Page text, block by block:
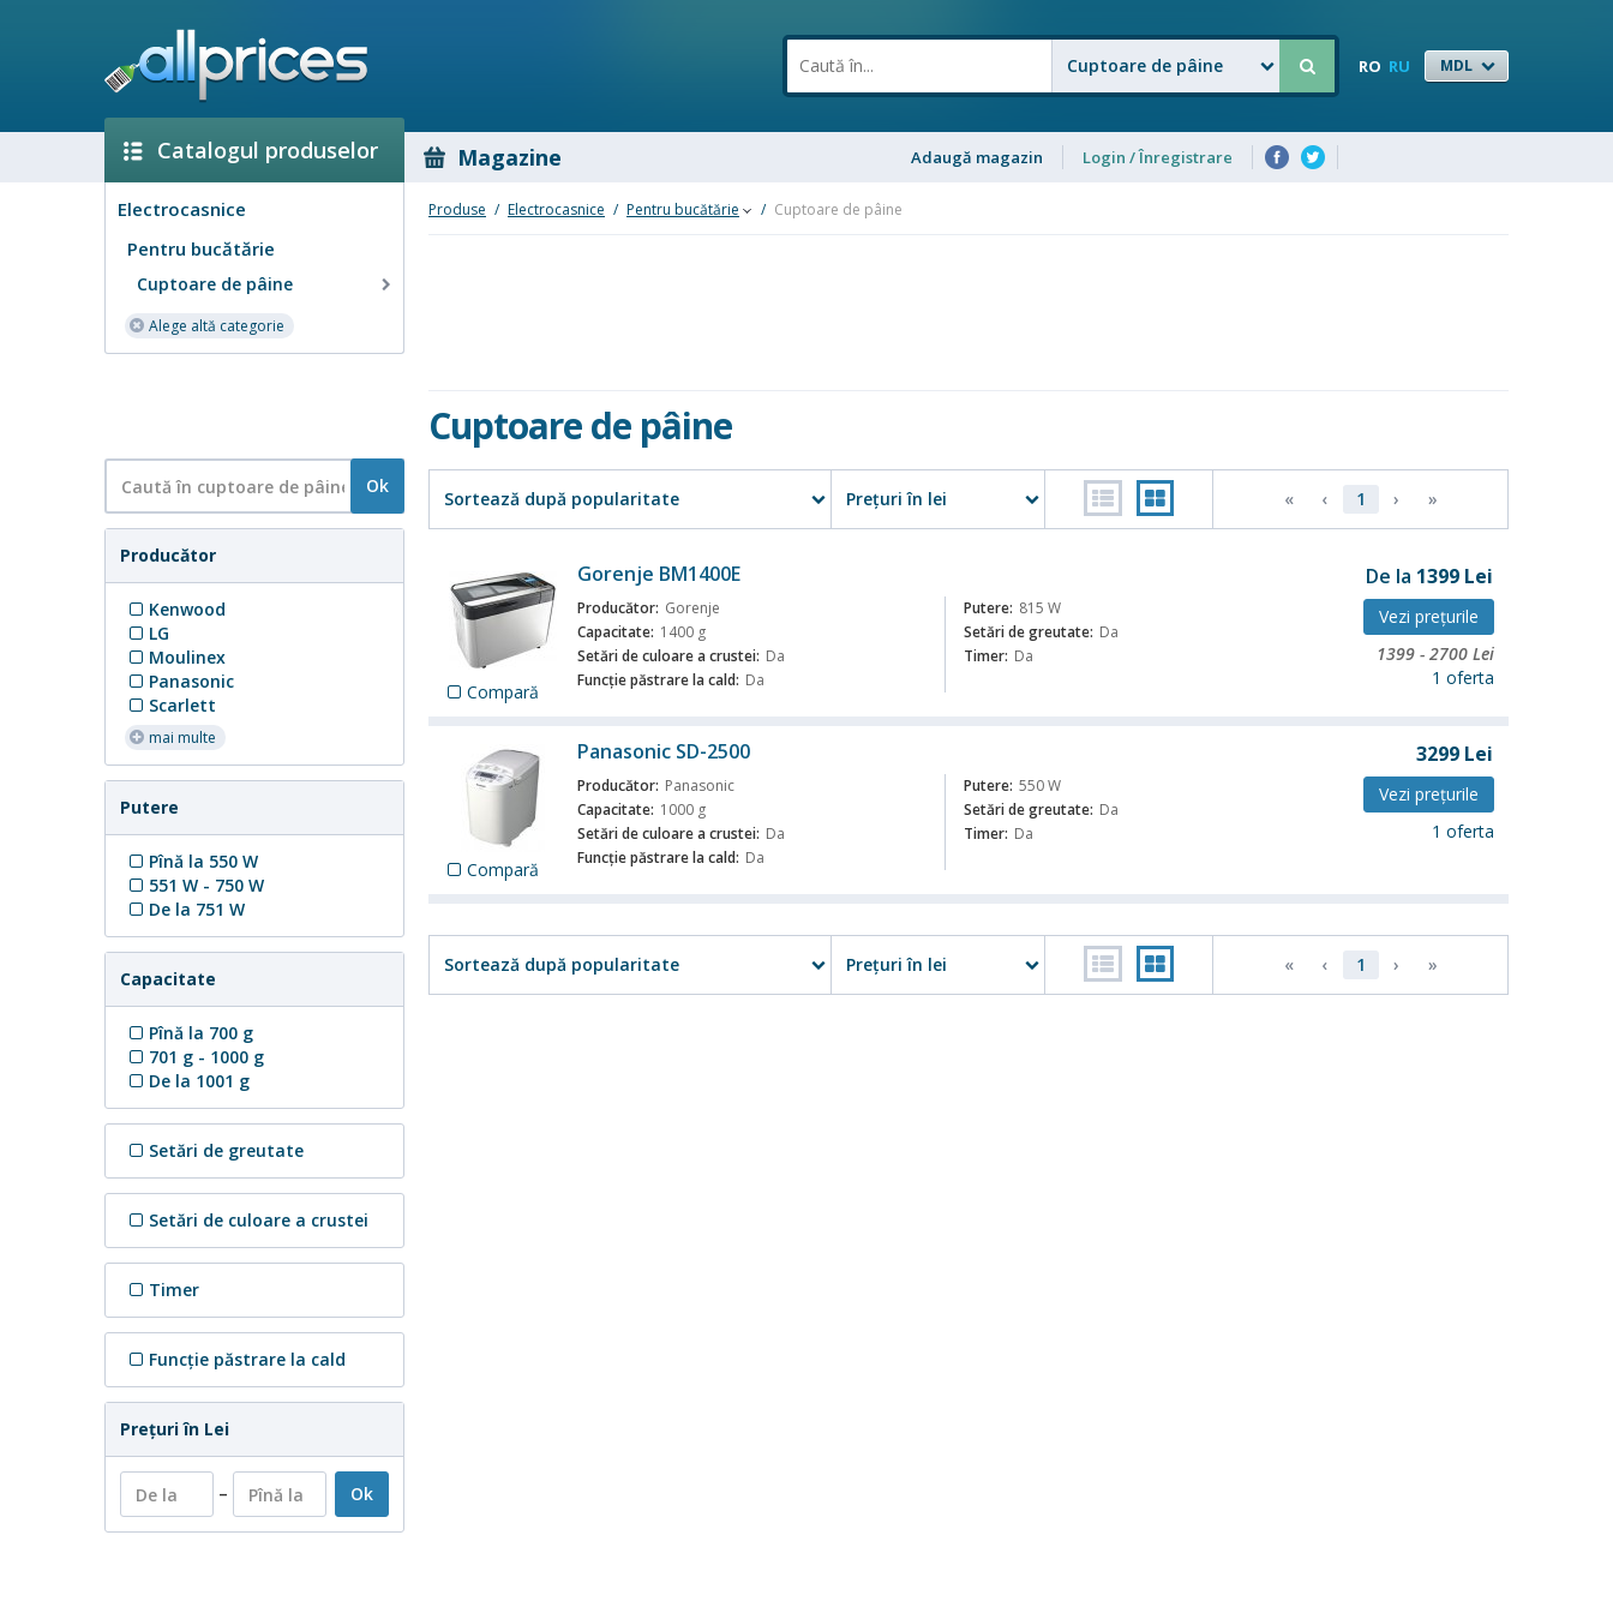
Cuptoare de pâine RO RU MDL
Catalogul produselor Magazine Adaugă magazin Login / Înregistrare
Electrocasnice
Pentru bucătărie
Cuptoare de pâine
Alege altă categorie
Ok
Producător
Kenwood
LG
Moulinex
Panasonic
Scarlett
mai multe
Putere
Pînă la 550 W
551 W - 750 W
De la 751 W
Capacitate
Pînă la 700 g
701 g - 1000 g
De la 1001 g
Setări de greutate
Setări de culoare a crustei
Timer
Funcţie păstrare la cald
Preţuri în Lei
– Ok
Produse / Electrocasnice / Pentru bucătărie / Cuptoare de pâine
Cuptoare de pâine
Sortează după popularitate Preţuri în lei « ‹ 1 › »
Compară
Gorenje BM1400E
Producător: Gorenje Putere: 815 W
Capacitate: 1400 g Setări de greutate: Da
Setări de culoare a crustei: Da Timer: Da
Funcţie păstrare la cald: Da
De la 1399 Lei
Vezi preţurile
1399 - 2700 Lei
1 oferta
Compară
Panasonic SD-2500
Producător: Panasonic Putere: 550 W
Capacitate: 1000 g Setări de greutate: Da
Setări de culoare a crustei: Da Timer: Da
Funcţie păstrare la cald: Da
3299 Lei
Vezi preţurile
1 oferta
Sortează după popularitate Preţuri în lei « ‹ 1 › »